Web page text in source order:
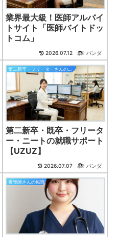
業界最大級！医師アルバイ
トサイト「医師バイトドッ
トコム」
2026.07.12 パンダ
第二新卒・フリーターさんの就職
第二新卒・既卒・フリータ
ー・ニートの就職サポート
【UZUZ】
2026.07.07 パンダ
看護師さんの転職